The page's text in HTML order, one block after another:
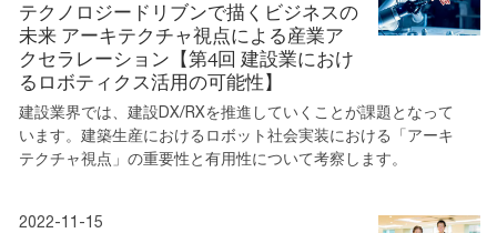
テクノロジードリブンで描くビジネスの
未来 アーキテクチャ視点による産業ア
クセラレーション【第4回 建設業におけ
るロボティクス活用の可能性】
建設業界では、建設DX/RXを推進していくことが課題となって
います。建築生産におけるロボット社会実装における「アーキ
テクチャ視点」の重要性と有用性について考察します。
2022-11-15